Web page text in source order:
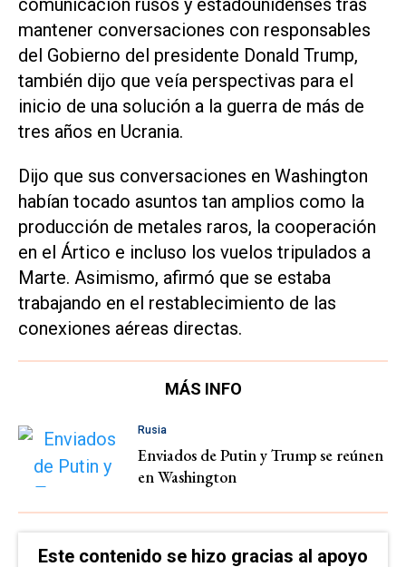
comunicación rusos y estadounidenses tras
mantener conversaciones con responsables
del Gobierno del presidente Donald Trump,
también dijo que veía perspectivas para el
inicio de una solución a la guerra de más de
tres años en Ucrania.
Dijo que sus conversaciones en Washington
habían tocado asuntos tan amplios como la
producción de metales raros, la cooperación
en el Ártico e incluso los vuelos tripulados a
Marte. Asimismo, afirmó que se estaba
trabajando en el restablecimiento de las
conexiones aéreas directas.
MÁS INFO
Rusia
Enviados de Putin y Trump se reúnen
en Washington
Este contenido se hizo gracias al apoyo